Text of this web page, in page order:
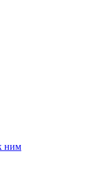
ним